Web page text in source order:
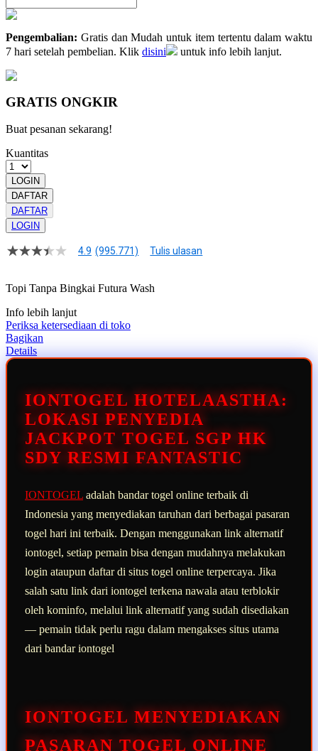
Pengembalian: Gratis dan Mudah untuk item tertentu dalam waktu
7 hari setelah pembelian. Klik disini untuk info lebih lanjut.
GRATIS ONGKIR
Buat pesanan sekarang!
Kuantitas
LOGIN
DAFTAR
DAFTAR
LOGIN
4.9
bintang,
rating
rata-
rata.
Read
13
halaman
yang
sama.
4.9 (995.771) Tulis ulasan
Topi Tanpa Bingkai Futura Wash
Info lebih lanjut
Periksa ketersediaan di toko
Bagikan
Details
IONTOGEL HOTELAASTHA:
LOKASI PENYEDIA
JACKPOT TOGEL SGP HK
SDY RESMI FANTASTIC
IONTOGEL adalah bandar togel online terbaik di
Indonesia yang menyediakan taruhan dari berbagai pasaran
togel hari ini terbaik. Dengan menggunakan link alternatif
iontogel, setiap pemain bisa dengan mudahnya melakukan
login ataupun daftar di situs togel online terpercaya. Jika
salah satu link dari iontogel terkena nawala atau terblokir
oleh kominfo, melalui link alternatif yang sudah disediakan
— pemain tidak perlu ragu dalam mengakses situs utama
dari bandar iontogel
IONTOGEL MENYEDIAKAN
PASARAN TOGEL ONLINE